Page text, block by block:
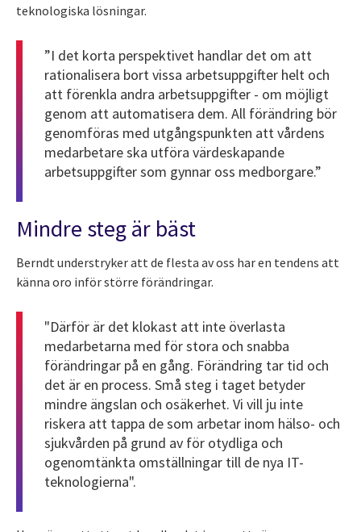
teknologiska lösningar.
”I det korta perspektivet handlar det om att
rationalisera bort vissa arbetsuppgifter helt och
att förenkla andra arbetsuppgifter - om möjligt
genom att automatisera dem. All förändring bör
genomföras med utgångspunkten att vårdens
medarbetare ska utföra värdeskapande
arbetsuppgifter som gynnar oss medborgare.”
Mindre steg är bäst
Berndt understryker att de flesta av oss har en tendens att
känna oro inför större förändringar.
"Därför är det klokast att inte överlasta
medarbetarna med för stora och snabba
förändringar på en gång. Förändring tar tid och
det är en process. Små steg i taget betyder
mindre ängslan och osäkerhet. Vi vill ju inte
riskera att tappa de som arbetar inom hälso- och
sjukvården på grund av för otydliga och
ogenomtänkta omställningar till de nya IT-
teknologierna".